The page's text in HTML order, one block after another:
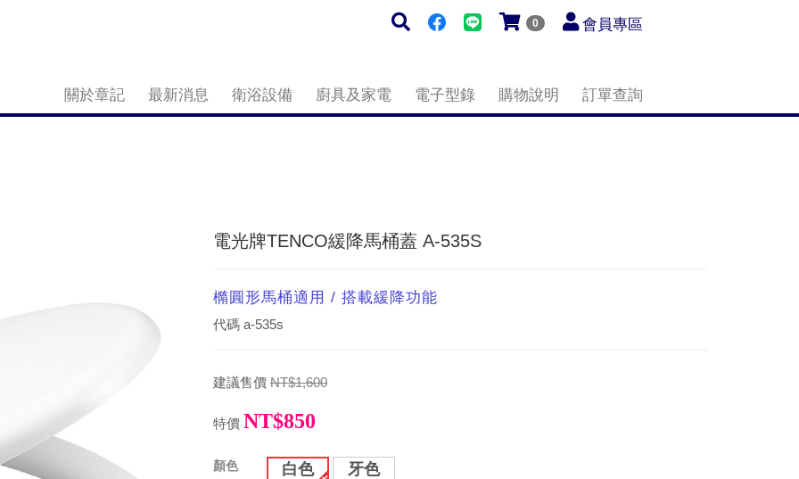
0 會員專區
關於章記 最新消息 衛浴設備 廚具及家電 電子型錄 購物說明 訂單查詢
電光牌TENCO緩降馬桶蓋 A-535S
橢圓形馬桶適用 / 搭載緩降功能
代碼 a-535s
建議售價 NT$1,600
特價 NT$850
顏色 白色 牙色